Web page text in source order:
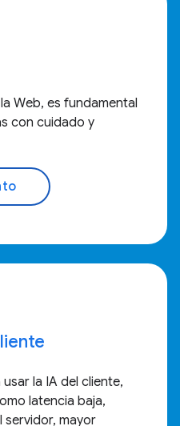
Web, es fundamental
con cuidado y
la IA del cliente,
latencia baja,
mayor